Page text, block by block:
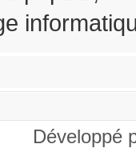
Développé